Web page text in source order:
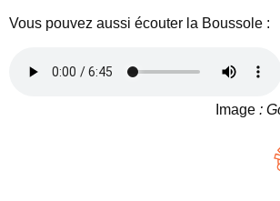
Vous pouvez aussi écouter la Boussole :
Image :